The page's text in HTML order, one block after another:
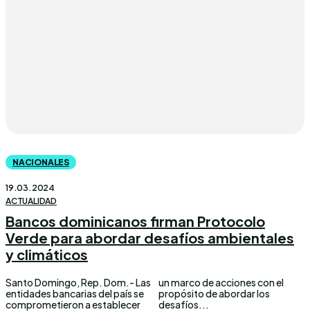
NACIONALES
19.03.2024
ACTUALIDAD
Bancos dominicanos firman Protocolo
Verde para abordar desafíos ambientales
y climáticos
Santo Domingo, Rep. Dom.- Las
entidades bancarias del país se
comprometieron a establecer
un marco de acciones con el
propósito de abordar los
desafíos...